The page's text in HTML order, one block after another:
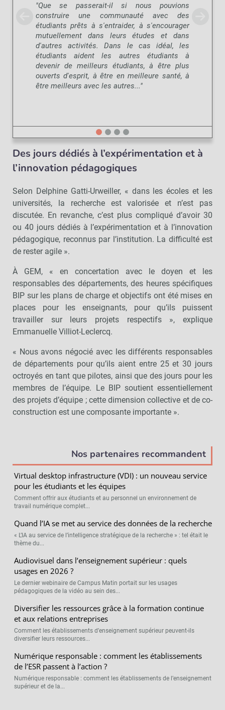
"Que se passerait-il si nous pouvions
construire une communauté avec des
étudiants prêts à s'entraider, à s'encourager
mutuellement dans leurs études et dans
d'autres activités. Dans le cas idéal, les
étudiants aident les autres étudiants à
devenir de meilleurs étudiants, à être plus
ouverts d'esprit, à être en meilleure santé, à
être meilleurs avec les autres..."
Des jours dédiés à l’expérimentation et à
l’innovation pédagogiques
Selon Delphine Gatti-Urweiller, « dans les écoles et les
universités, la recherche est valorisée et n’est pas
discutée. En revanche, c’est plus compliqué d’avoir 30
ou 40 jours dédiés à l’expérimentation et à l’innovation
pédagogique, reconnus par l’institution. La difficulté est
de rester agile ».
À GEM, « en concertation avec le doyen et les
responsables des départements, des heures spécifiques
BIP sur les plans de charge et objectifs ont été mises en
places pour les enseignants, pour qu’ils puissent
travailler sur leurs projets respectifs », explique
Emmanuelle Villiot-Leclercq.
« Nous avons négocié avec les différents responsables
de départements pour qu’ils aient entre 25 et 30 jours
octroyés en tant que pilotes, ainsi que des jours pour les
membres de l’équipe. Le BIP soutient essentiellement
des projets d’équipe ; cette dimension collective et de co-
construction est une composante importante ».
Nos partenaires recommandent
Virtual desktop infrastructure (VDI) : un nouveau service
pour les étudiants et les équipes
Comment offrir aux étudiants et au personnel un environnement de
travail numérique complet...
Quand l’IA se met au service des données de la recherche
« L’IA au service de l’intelligence stratégique de la recherche » : tel était le
thème du...
Audiovisuel dans l’enseignement supérieur : quels
usages en 2026 ?
Le dernier webinaire de Campus Matin portait sur les usages
pédagogiques de la vidéo au sein des...
Diversifier les ressources grâce à la formation continue
et aux relations entreprises
Comment les établissements d’enseignement supérieur peuvent-ils
diversifier leurs ressources...
Numérique responsable : comment les établissements
de l’ESR passent à l’action ?
Numérique responsable : comment les établissements de l’enseignement
supérieur et de la...